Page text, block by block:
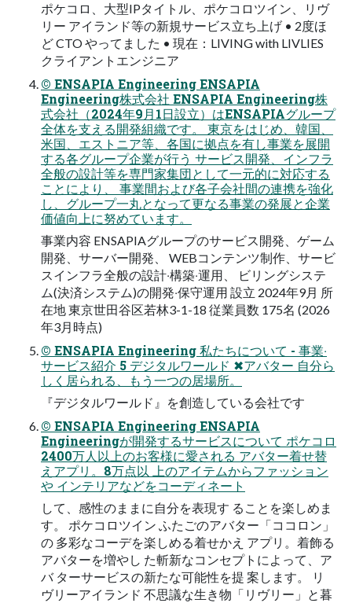
ポケコロ、⼤型IPタイトル、ポケコロツイン、リヴ
リー アイランド等の新規サービス⽴ち上げ • 2度ほ
ど CTO やってました • 現在：LIVING with LIVLIES
クライアントエンジニア
© ENSAPIA Engineering ENSAPIA
Engineering株式会社 ENSAPIA Engineering株
式会社（2024年9⽉1⽇設⽴）はENSAPIAグループ
全体を⽀える開発組織です。 東京をはじめ、韓国、
⽶国、エストニア等、各国に拠点を有し事業を展開
する各グループ企業が⾏う サービス開発、インフラ
全般の設計等を専⾨家集団として⼀元的に対応する
ことにより、 事業間および各⼦会社間の連携を強化
し、グループ⼀丸となって更なる事業の発展と企業
価値向上に努めています。
事業内容 ENSAPIAグループのサービス開発、ゲーム
開発、サーバー開発、 WEBコンテンツ制作、サービ
スインフラ全般の設計‧構築‧運⽤、 ビリングシステ
ム(決済システム)の開発‧保守運⽤ 設⽴ 2024年9⽉ 所
在地 東京世⽥⾕区若林3-1-18 従業員数 175名 (2026
年3月時点)
© ENSAPIA Engineering 私たちについて - 事業‧
サービス紹介 5 デジタルワールド ✖アバター 自分ら
しく居られる、もう一つの居場所。
『デジタルワールド』を創造している会社です
© ENSAPIA Engineering ENSAPIA
Engineeringが開発するサービスについて ポケコロ
2400万⼈以上のお客様に愛される アバター着せ替
えアプリ。8万点以 上のアイテムからファッション
や インテリアなどをコーディネート
して、感性のままに⾃分を表現す ることを楽しめま
す。 ポケコロツイン ふたごのアバター「ココロン」
の 多彩なコーデを楽しめる着せかえ アプリ。着飾る
アバターを増やし た斬新なコンセプトによって、ア
バ ターサービスの新たな可能性を提 案します。 リ
ヴリーアイランド 不思議な⽣き物「リヴリー」と暮